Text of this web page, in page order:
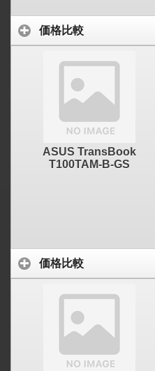
価格比較
ASUS TransBook
T100TAM-B-GS
価格比較